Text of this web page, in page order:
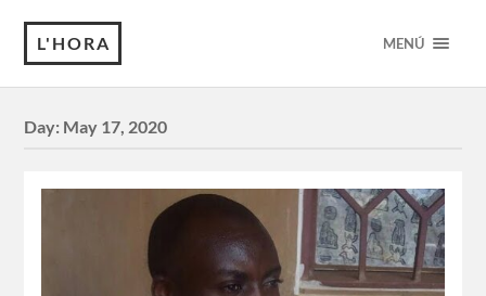
L'HORA MENÚ
Day: May 17, 2020